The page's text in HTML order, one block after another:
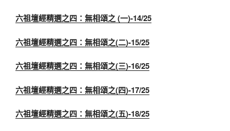
六祖壇經精選之四：無相頌之 (一)-14/25
六祖壇經精選之四：無相頌之(二)-15/25
六祖壇經精選之四：無相頌之(三)-16/25
六祖壇經精選之四：無相頌之(四)-17/25
六祖壇經精選之四：無相頌之(五)-18/25